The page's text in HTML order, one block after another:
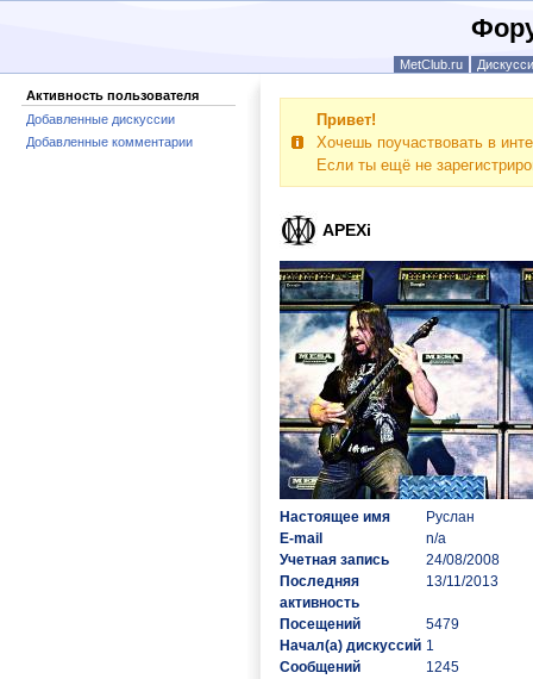
MetClub.ru
Активность пользователя
Добавленные дискуссии
Добавленные комментарии
Привет!
Хочешь поучаствовать в
Если ты ещё не
APEXi
Настоящее имя
Руслан
E-mail
n/a
Учетная запись
24/08/2008
Последняя
активность
13/11/2013
Посещений
5479
Начал(а) дискуссий 1
Сообщений
1245